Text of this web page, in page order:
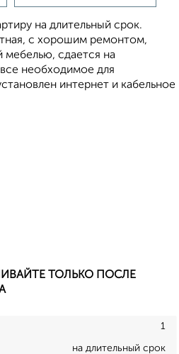
на длительный срок.
с хорошим ремонтом,
сдается на
необходимое для
интернет и кабельное
ТОЛЬКО ПОСЛЕ
1
на длительный срок